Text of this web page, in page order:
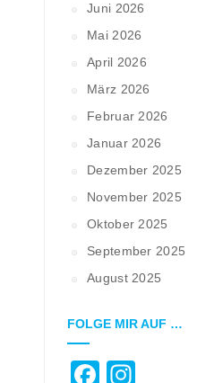
Juni 2026
Mai 2026
April 2026
März 2026
Februar 2026
Januar 2026
Dezember 2025
November 2025
Oktober 2025
September 2025
August 2025
FOLGE MIR AUF …
Facebook